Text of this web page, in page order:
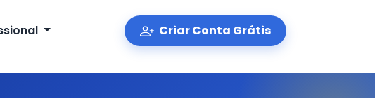
Criar Conta Grátis